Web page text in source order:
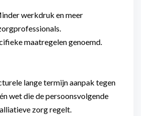
werkdruk en meer
maatregelen genoemd.
lange termijn aanpak tegen
wet die de persoonsvolgende
zorg regelt.